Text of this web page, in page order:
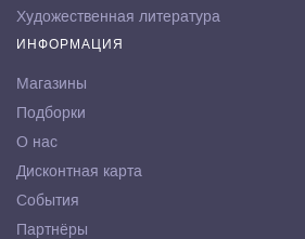
Художественная литература
ИНФОРМАЦИЯ
Магазины
Подборки
О нас
Дисконтная карта
События
Партнёры